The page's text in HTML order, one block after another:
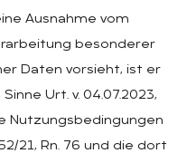
Ausnahme vom
besonderer
Daten vorsieht, ist er
Urt. v. 04.07.2023,
Nutzungsbedingungen
21, Rn. 76 und die dort